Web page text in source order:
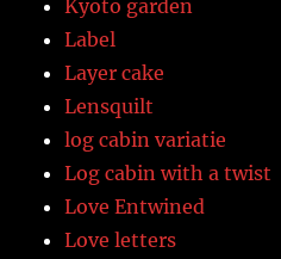
Kyoto garden
Label
Layer cake
Lensquilt
log cabin variatie
Log cabin with a twist
Love Entwined
Love letters